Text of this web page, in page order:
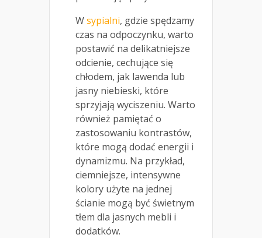
Wsypialni, gdzie spędzamy
czas na odpoczynku, warto
postawić na delikatniejsze
odcienie, cechujące się
chłodem, jak lawenda lub
jasny niebieski, które
sprzyjają wyciszeniu. Warto
również pamiętać o
zastosowaniu kontrastów,
które mogą dodać energii i
dynamizmu. Na przykład,
ciemniejsze, intensywne
kolory użyte na jednej
ścianie mogą być świetnym
tłem dla jasnych mebli i
dodatków.